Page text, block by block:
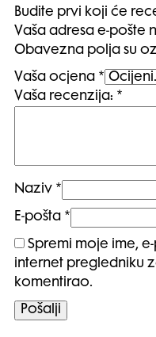
Budite prvi koji će
Vaša adresa e-pošte
Obavezna polja su
Vaša ocjena *
Vaša recenzija: *
Naziv *
E-pošta *
Spremi moje ime,
internet pregledniku
komentirao.